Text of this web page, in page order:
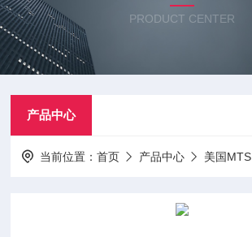
PRODUCT CENTER
产品中心
当前位置：首页 产品中心 美国MTS